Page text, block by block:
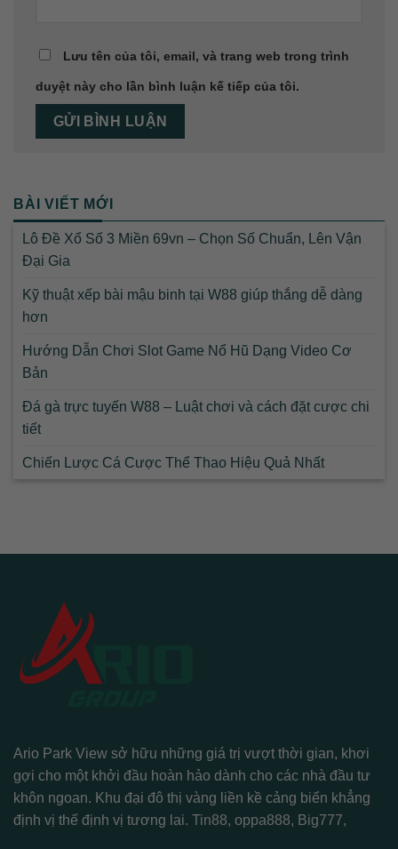
Lưu tên của tôi, email, và trang web trong trình
duyệt này cho lần bình luận kế tiếp của tôi.
BÀI VIẾT MỚI
Lô Đề Xổ Số 3 Miền 69vn – Chọn Số Chuẩn, Lên Vận
Đại Gia
Kỹ thuật xếp bài mậu binh tại W88 giúp thắng dễ dàng
hơn
Hướng Dẫn Chơi Slot Game Nổ Hũ Dạng Video Cơ
Bản
Đá gà trực tuyến W88 – Luật chơi và cách đặt cược chi
tiết
Chiến Lược Cá Cược Thể Thao Hiệu Quả Nhất
Ario Park View sở hữu những giá trị vượt thời gian, khơi
gợi cho một khởi đầu hoàn hảo dành cho các nhà đầu tư
khôn ngoan. Khu đại đô thị vàng liền kề cảng biển khẳng
định vị thế định vị tương lai.
Tin88, oppa888, Big777,